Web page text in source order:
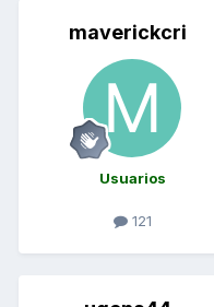
maverickcri
Usuarios
121